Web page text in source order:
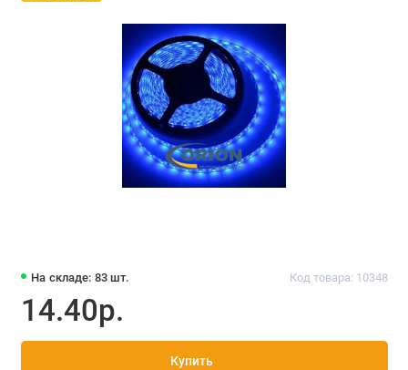
На складе: 83 шт. Код товара: 10348
14.40р.
Купить